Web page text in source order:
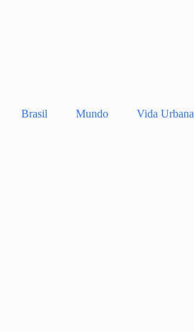
Brasil Mundo Vida Urbana